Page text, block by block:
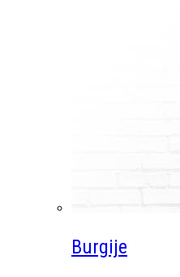
Burgije